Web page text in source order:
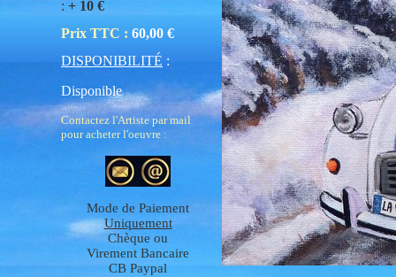
: + 10 €
Prix TTC : 60,00 €
DISPONIBILITÉ :
Disponible
Contactez l'Artiste par mail
pour acheter l'oeuvre :
Mode de Paiement
Uniquement
Chèque ou
Virement Bancaire
CB Paypal